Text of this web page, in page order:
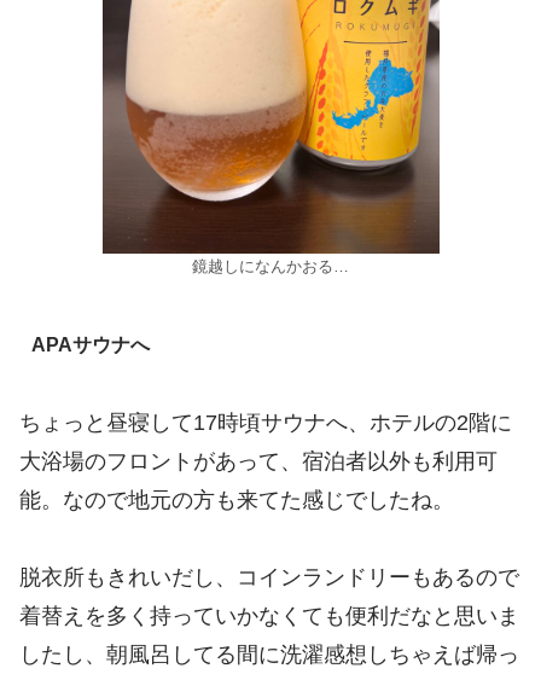
鏡越しになんかおる…
APAサウナへ
ちょっと昼寝して17時頃サウナへ、ホテルの2階に
大浴場のフロントがあって、宿泊者以外も利用可
能。なので地元の方も来てた感じでしたね。
脱衣所もきれいだし、コインランドリーもあるので
着替えを多く持っていかなくても便利だなと思いま
したし、朝風呂してる間に洗濯感想しちゃえば帰っ